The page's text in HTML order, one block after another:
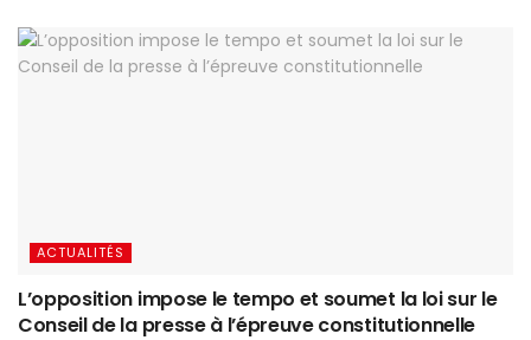
ACTUALITÉS
L’opposition impose le tempo et soumet la loi sur le
Conseil de la presse à l’épreuve constitutionnelle